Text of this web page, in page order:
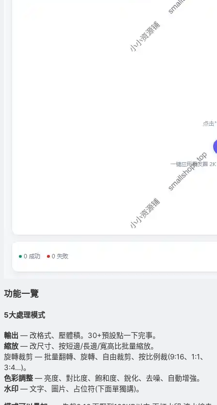
功能一覽
5大處理模式
輸出 — 改格式、壓體積。30+預設點一下完事。
縮放 — 改尺寸、按短邊/長邊/寬高比批量縮放。
旋轉裁剪 — 批量翻轉、旋轉、自由裁剪、按比例裁(9:16、1:1、
3:4…)。
色彩調整 — 亮度、對比度、飽和度、銳化、去噪、自動增強。
水印 — 文字、圖片、占位符(下面單獨講)。